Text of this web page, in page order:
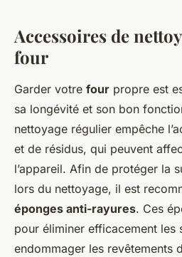
Accessoires de
four
Garder votre four propre est
sa longévité et son bon
nettoyage régulier empêche
et de résidus, qui peuvent
l’appareil. Afin de protéger la
lors du nettoyage, il est
éponges anti-rayures. Ces
pour éliminer efficacement les
endommager les revêtements